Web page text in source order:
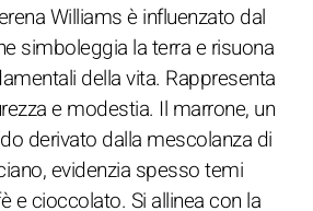
Williams è influenzato dal
simboleggia la terra e risuona
della vita. Rappresenta
e modestia. Il marrone, un
derivato dalla mescolanza di
evidenzia spesso temi
e cioccolato. Si allinea con la